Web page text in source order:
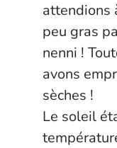
attendions
peu gras
nenni !
avons
sèches !
Le soleil